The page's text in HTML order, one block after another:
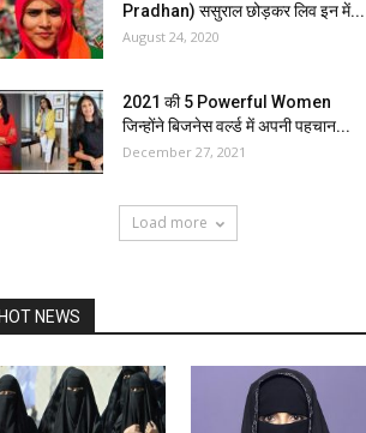
Pradhan) ससुराल छोड़कर लिव इन में...
August 24, 2020
2021 की 5 Powerful Women
जिन्होंने बिजनेस वर्ल्ड में अपनी पहचान...
December 27, 2021
Load more
HOT NEWS